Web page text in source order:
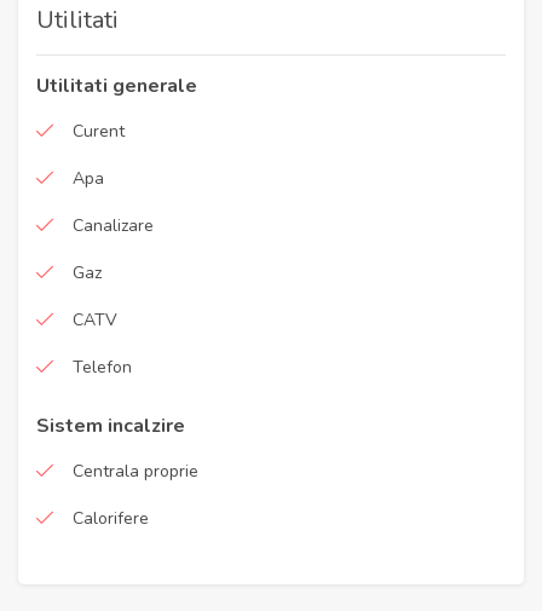
Utilitati
Utilitati generale
Curent
Apa
Canalizare
Gaz
CATV
Telefon
Sistem incalzire
Centrala proprie
Calorifere